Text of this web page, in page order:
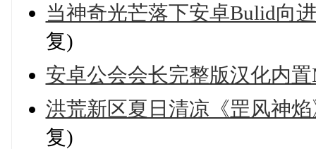
当神奇光芒落下安卓Bulid向
复)
安卓公会会长完整版汉化内
洪荒新区夏日清凉《罡风神
复)